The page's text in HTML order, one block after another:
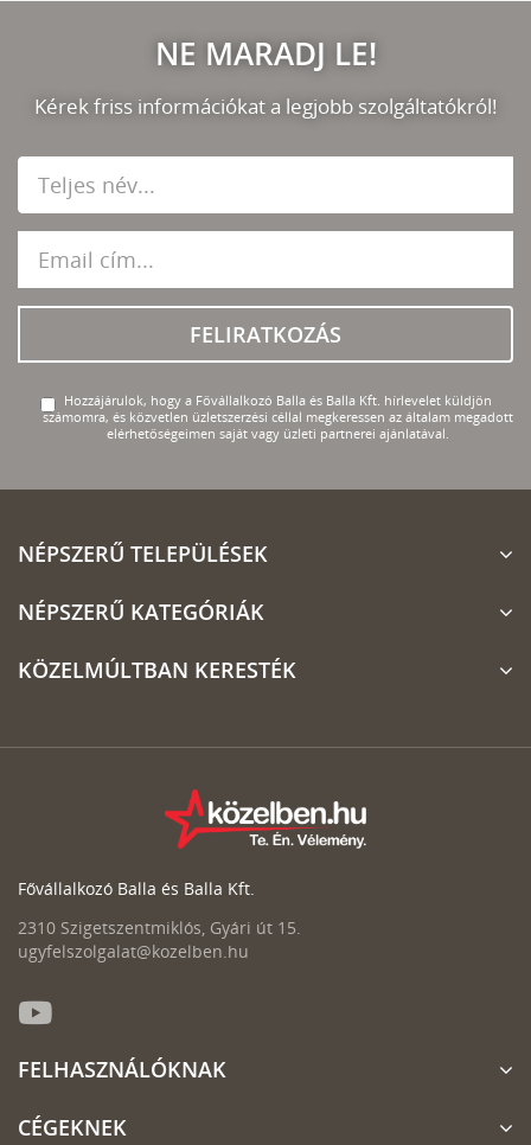
NE MARADJ LE!
Kérek friss információkat a legjobb szolgáltatókról!
FELIRATKOZÁS
Hozzájárulok, hogy a Fővállalkozó Balla és Balla Kft. hírlevelet küldjön
számomra, és közvetlen üzletszerzési céllal megkeressen az általam megadott
elérhetőségeimen saját vagy üzleti partnerei ajánlatával.
NÉPSZERŰ TELEPÜLÉSEK
NÉPSZERŰ KATEGÓRIÁK
KÖZELMÚLTBAN KERESTÉK
Fővállalkozó Balla és Balla Kft.
2310 Szigetszentmiklós, Gyári út 15.
ugyfelszolgalat@kozelben.hu
FELHASZNÁLÓKNAK
CÉGEKNEK